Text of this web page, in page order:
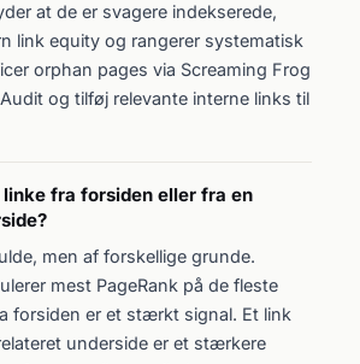
at de er svagere indekserede,
link equity og rangerer systematisk
orphan pages via Screaming Frog
og tilføj relevante interne links til
linke fra forsiden eller fra en
men af forskellige grunde.
mest PageRank på de fleste
forsiden er et stærkt signal. Et link
underside er et stærkere